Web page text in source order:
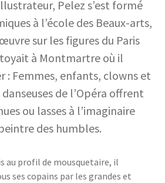
Pelez s’est formé
à l’école des Beaux-arts,
sur les figures du Paris
à Montmartre où il
: Femmes, enfants, clowns et
de l’Opéra offrent
ou lasses à l’imaginaire
des humbles.
profil de mousquetaire, il
ses copains par les grandes et